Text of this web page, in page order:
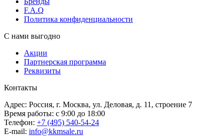
F.A.Q
Политика конфиденциальности
С нами выгодно
Акции
Партнерская программа
Реквизиты
Контакты
Адрес: Россия, г. Москва, ул. Деловая, д. 11, строение 7
Время работы: с 9:00 до 18:00
Телефон: +7 (495) 540-54-24
E-mail: info@kkmsale.ru